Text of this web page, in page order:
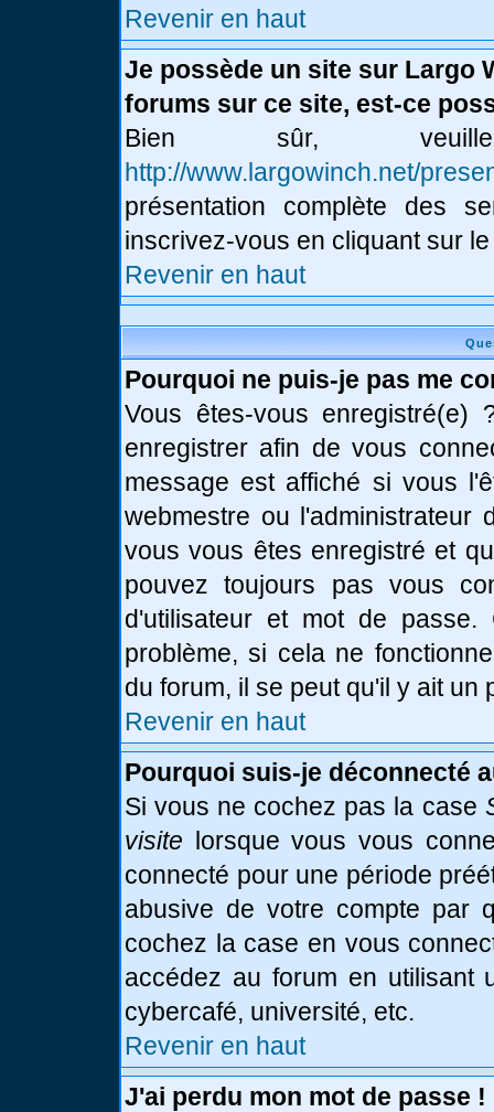
Revenir en haut
Je possède un site sur Largo
forums sur ce site, est-ce
Bien sûr,
http://www.largowinch.net/
présentation complète des
inscrivez-vous en cliquant sur
Revenir en haut
Pourquoi ne puis-je pas me
Vous êtes-vous enregistré(e)
enregistrer afin de vous
message est affiché si vous
webmestre ou l'administrateur
vous vous êtes enregistré et
pouvez toujours pas vous
d'utilisateur et mot de
problème, si cela ne
du forum, il se peut qu'il y ait un
Revenir en haut
Pourquoi suis-je déconnecté
Si vous ne cochez pas la case
visite lorsque vous vous
connecté pour une période
abusive de votre compte par
cochez la case en vous
accédez au forum en utilisant
cybercafé, université, etc.
Revenir en haut
J'ai perdu mon mot de passe !